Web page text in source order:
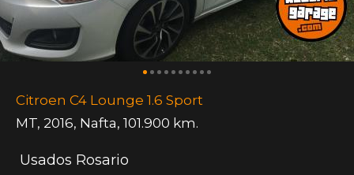
Citroen C4 Lounge 1.6 Sport
MT, 2016, Nafta, 101.900 km.
Usados Rosario